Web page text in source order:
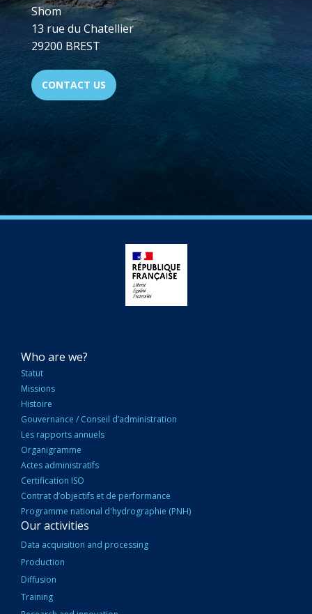
Shom
13 rue du Chatellier
29200 BREST
CONTACT US
NAVIGATION
PRINCIPALE
Who are we?
Statut
Missions
Histoire
Gouvernance / Conseil d’administration
Les rapports annuels
Organigramme
Actes administratifs
Certification ISO
Contrat d’objectifs et de performance
Programme national d'hydrographie (PNH)
Our activities
Data acquisition and processing
Production
Diffusion
Training